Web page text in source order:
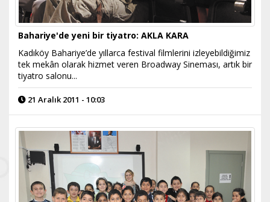
Bahariye'de yeni bir tiyatro: AKLA KARA
Kadıköy Bahariye’de yıllarca festival filmlerini izleyebildiğimiz
tek mekân olarak hizmet veren Broadway Sineması, artık bir
tiyatro salonu...
21 Aralık 2011 - 10:03